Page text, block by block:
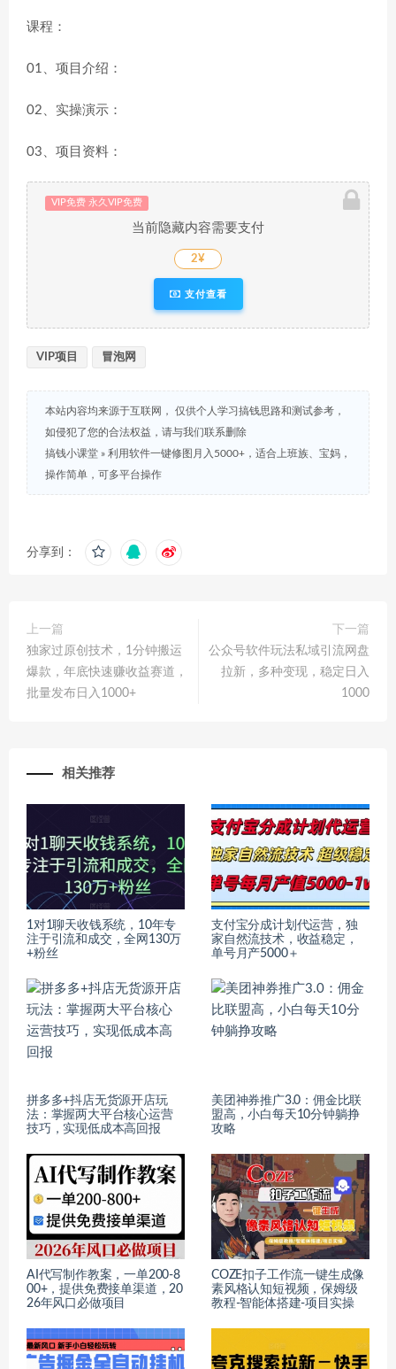
课程：
01、项目介绍：
02、实操演示：
03、项目资料：
VIP免费 永久VIP免费
当前隐藏内容需要支付
2¥
支付查看
VIP项目 冒泡网
本站内容均来源于互联网， 仅供个人学习搞钱思路和测试参考，
如侵犯了您的合法权益，请与我们联系删除
搞钱小课堂 » 利用软件一键修图月入5000+，适合上班族、宝妈，
操作简单，可多平台操作
分享到：
上一篇
独家过原创技术，1分钟搬运
爆款，年底快速赚收益赛道，
批量发布日入1000+
下一篇
公众号软件玩法私域引流网盘
拉新，多种变现，稳定日入
1000
相关推荐
1对1聊天收钱系统，10年专
注于引流和成交，全网130万
+粉丝
支付宝分成计划代运营，独
家自然流技术，收益稳定，
单号月产5000＋
拼多多+抖店无货源开店玩
法：掌握两大平台核心运营
技巧，实现低成本高回报
美团神券推广3.0：佣金比联
盟高，小白每天10分钟躺挣
攻略
AI代写制作教案，一单200-8
00+，提供免费接单渠道，20
26年风口必做项目
COZE扣子工作流一键生成像
素风格认知短视频，保姆级
教程-智能体搭建-项目实操